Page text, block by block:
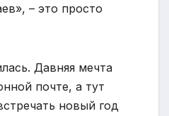
– это просто
Давняя мечта
почте, а тут
новый год